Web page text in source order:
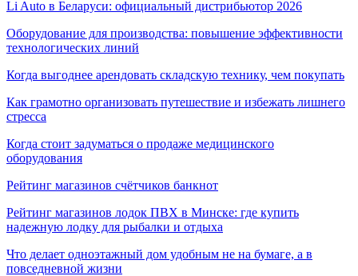
Li Auto в Беларуси: официальный дистрибьютор 2026
Оборудование для производства: повышение эффективности
технологических линий
Когда выгоднее арендовать складскую технику, чем покупать
Как грамотно организовать путешествие и избежать лишнего
стресса
Когда стоит задуматься о продаже медицинского
оборудования
Рейтинг магазинов счётчиков банкнот
Рейтинг магазинов лодок ПВХ в Минске: где купить
надежную лодку для рыбалки и отдыха
Что делает одноэтажный дом удобным не на бумаге, а в
повседневной жизни